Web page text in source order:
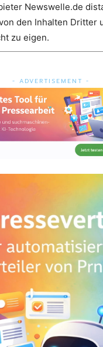
Newswelle.de
den Inhalten Dritter
zu eigen.
- ADVERTISEMENT -